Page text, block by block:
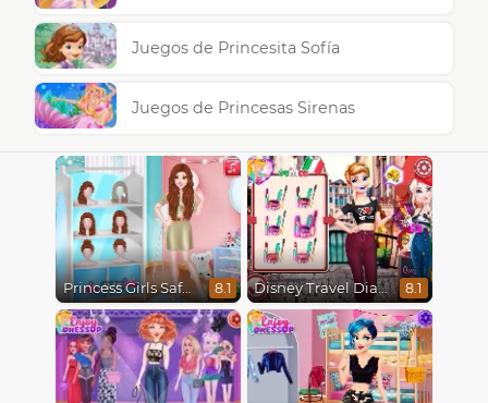
Juegos de Princesita Sofía
Juegos de Princesas Sirenas
Princess Girls Safari Trip 8.1 Disney Travel Diaries: City Break 8.1